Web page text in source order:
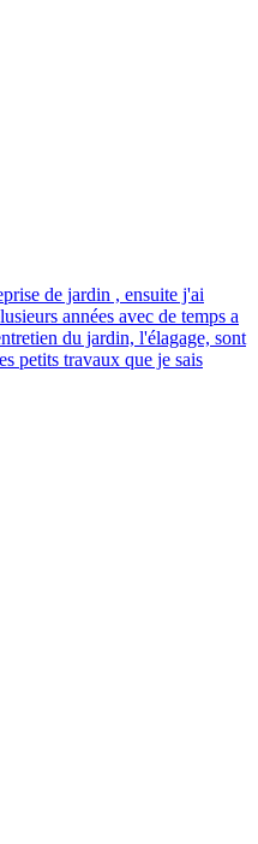
de jardin , ensuite j'ai
années avec de temps a
du jardin, l'élagage, sont
petits travaux que je sais